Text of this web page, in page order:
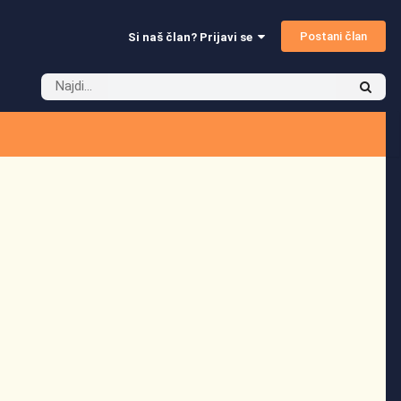
Si naš član? Prijavi se Postani član